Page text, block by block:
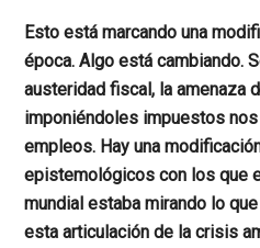
Esto está marcando una
época. Algo está cambiando.
austeridad fiscal, la amenaza
imponiéndoles impuestos
empleos. Hay una
epistemológicos con los que
mundial estaba mirando lo
esta articulación de la crisis